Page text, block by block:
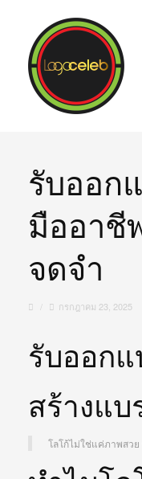
รับออก
มืออาชี
จดจำ
กรกฎาคม 23, 2025
รับออก
สร้างแ
โลโก้ไม่ใช่แค่ภาพสว